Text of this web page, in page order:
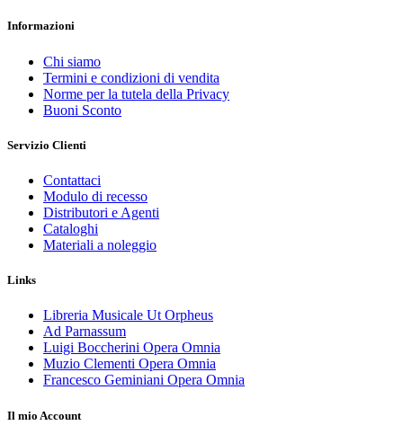
Informazioni
Chi siamo
Termini e condizioni di vendita
Norme per la tutela della Privacy
Buoni Sconto
Servizio Clienti
Contattaci
Modulo di recesso
Distributori e Agenti
Cataloghi
Materiali a noleggio
Links
Libreria Musicale Ut Orpheus
Ad Parnassum
Luigi Boccherini Opera Omnia
Muzio Clementi Opera Omnia
Francesco Geminiani Opera Omnia
Il mio Account